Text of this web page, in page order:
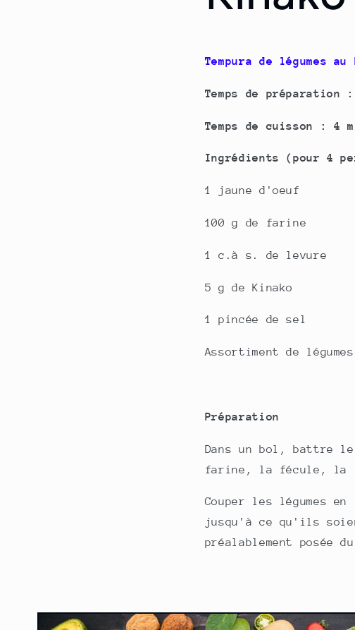
Tempura de légumes au
Temps de préparation :
Temps de cuisson : 4
Ingrédients (pour 4
1 jaune d'oeuf
100 g de farine
1 c.à s. de levure
5 g de Kinako
1 pincée de sel
Assortiment de légumes
Préparation
Dans un bol, battre
farine, la fécule, la
Couper les légumes
jusqu'à ce qu'ils
préalablement posée